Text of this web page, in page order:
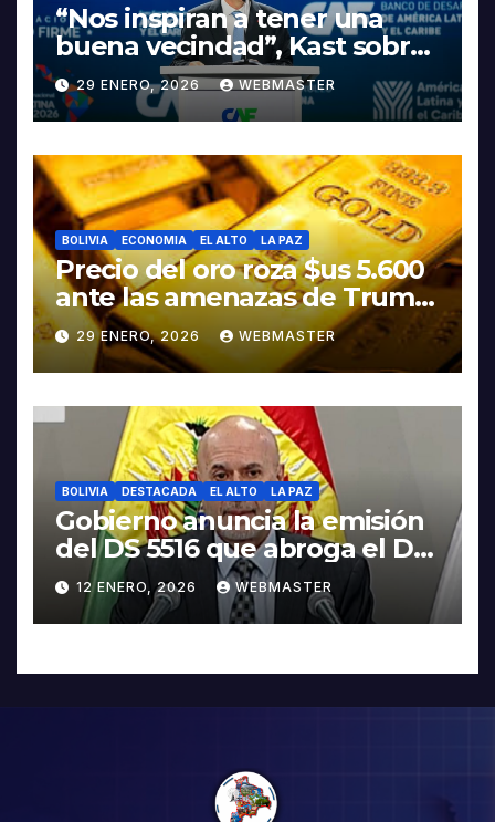
“Nos inspiran a tener una
buena vecindad”, Kast sobre
discurso del presidente
Rodrigo Paz
29 ENERO, 2026 WEBMASTER
BOLIVIA ECONOMIA EL ALTO LA PAZ
Precio del oro roza $us 5.600
ante las amenazas de Trump
contra Irán
29 ENERO, 2026 WEBMASTER
BOLIVIA DESTACADA EL ALTO LA PAZ
Gobierno anuncia la emisión
del DS 5516 que abroga el DS
5503
12 ENERO, 2026 WEBMASTER